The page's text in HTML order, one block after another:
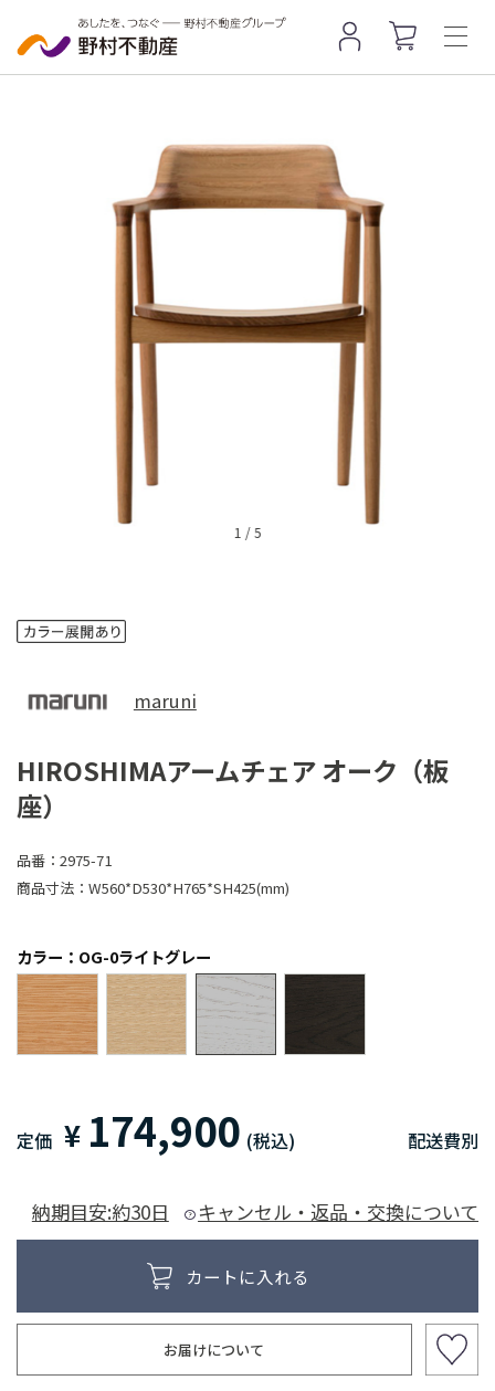
1 /5
maruni
HIROSHIMAアームチェア オーク（板
座）
品番： 2975-71
商品寸法： W560*D530*H765*SH425(mm)
カラー：OG-0ライトグレー
定価 ¥ 174,900 (税込) 配送費別
納期目安:約30日 キャンセル・返品・交換について
お届けについて